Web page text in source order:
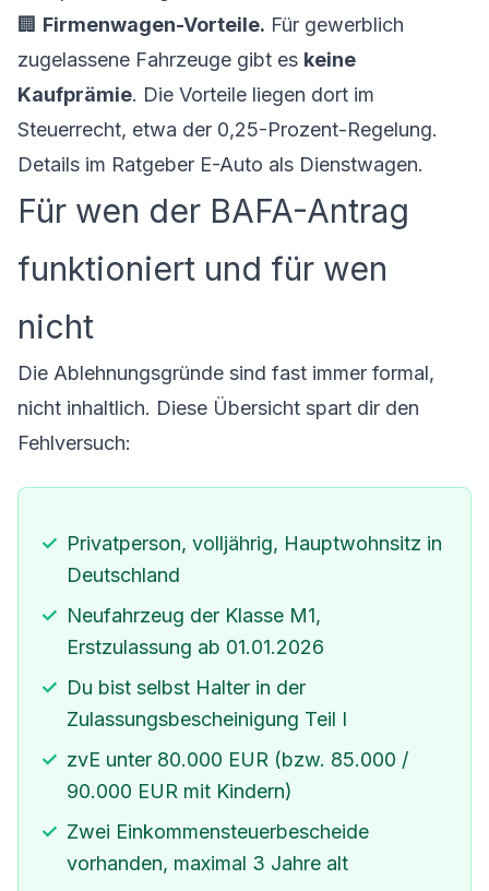
🏢 Firmenwagen-Vorteile. Für gewerblich
zugelassene Fahrzeuge gibt es keine
Kaufprämie. Die Vorteile liegen dort im
Steuerrecht, etwa der 0,25-Prozent-Regelung.
Details im Ratgeber E-Auto als Dienstwagen.
Für wen der BAFA-Antrag
funktioniert und für wen
nicht
Die Ablehnungsgründe sind fast immer formal,
nicht inhaltlich. Diese Übersicht spart dir den
Fehlversuch:
Privatperson, volljährig, Hauptwohnsitz in
Deutschland
Neufahrzeug der Klasse M1,
Erstzulassung ab 01.01.2026
Du bist selbst Halter in der
Zulassungsbescheinigung Teil I
zvE unter 80.000 EUR (bzw. 85.000 /
90.000 EUR mit Kindern)
Zwei Einkommensteuerbescheide
vorhanden, maximal 3 Jahre alt